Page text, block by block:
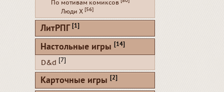
По мотивам комиксов
Люди Х [56]
ЛитРПГ [1]
Настольные игры [14]
D&d [7]
Карточные игры [2]